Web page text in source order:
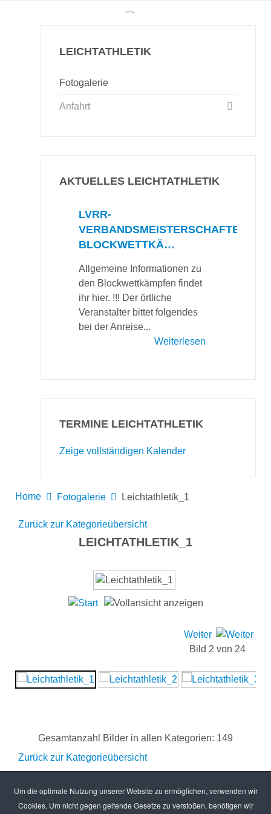
Um die optimale Nutzung unserer Website zu ermöglichen, verwenden wir
Cookies. Um nicht gegen geltende Gesetze zu verstoßen, benötigen wir
LEICHTATHLETIK
Fotogalerie
Anfahrt
AKTUELLES LEICHTATHLETIK
LVRR-
VERBANDSMEISTERSCHAFTEN
BLOCKWETTKÄ…
Allgemeine Informationen zu
den Blockwettkämpfen findet
ihr hier. !!! Der örtliche
Veranstalter bittet folgendes
bei der Anreise...
Weiterlesen
TERMINE LEICHTATHLETIK
Zeige vollständigen Kalender
Home Fotogalerie Leichtathletik_1
Zurück zur Kategorieübersicht
LEICHTATHLETIK_1
Weiter
Bild 2 von 24
Gesamtanzahl Bilder in allen Kategorien: 149
Zurück zur Kategorieübersicht